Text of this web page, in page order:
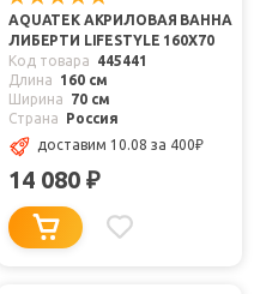
AQUATEK АКРИЛОВАЯ ВАННА
ЛИБЕРТИ LIFESTYLE 160Х70
Код товара
445441
Длина
160 см
Ширина
70 см
Страна
Россия
доставим 10.08 за 400₽
14 080 ₽